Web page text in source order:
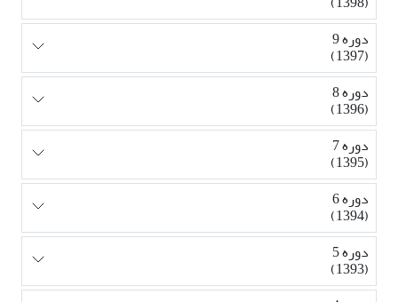
دوره 9
(1397)
دوره 8
(1396)
دوره 7
(1395)
دوره 6
(1394)
دوره 5
(1393)